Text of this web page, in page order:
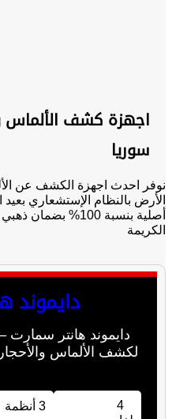
اجهزة كشف الألماس
سوريا
نوفر احدث اجهزة الكشف عن
الأرض بالنظام الإستشعاري
أصلية بنسبة 100%
الكريمة
دايموند
دايموند هانتر سمارت
لكشف الألماس
4
3 أنظمة